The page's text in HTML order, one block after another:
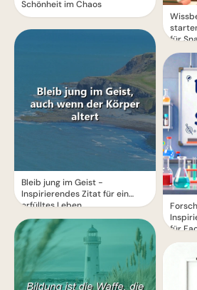
Schönheit im Chaos
Bleib jung im Geist -
Inspirierendes Zitat für ein
erfülltes Leben
für
für